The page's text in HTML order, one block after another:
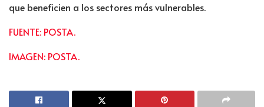
que beneficien a los sectores más vulnerables.
FUENTE: POSTA.
IMAGEN: POSTA.